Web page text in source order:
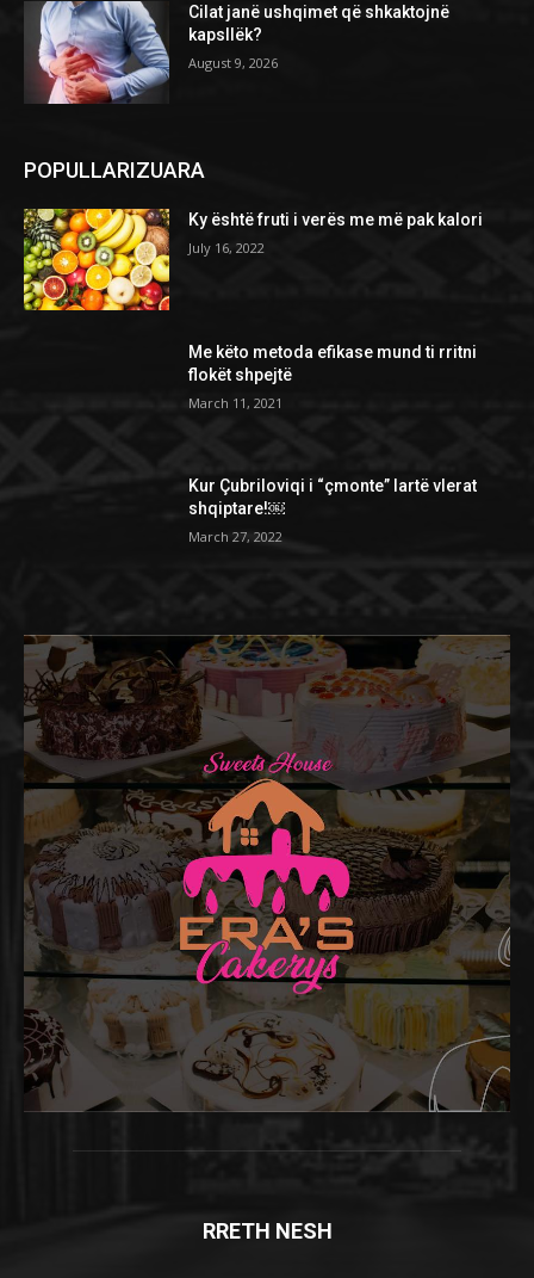
Cilat janë ushqimet që shkaktojnë
kapsllëk?
August 9, 2026
POPULLARIZUARA
Ky është fruti i verës me më pak kalori
July 16, 2022
Me këto metoda efikase mund ti rritni
flokët shpejtë
March 11, 2021
Kur Çubriloviqi i “çmonte” lartë vlerat
shqiptare!￼
March 27, 2022
RRETH NESH